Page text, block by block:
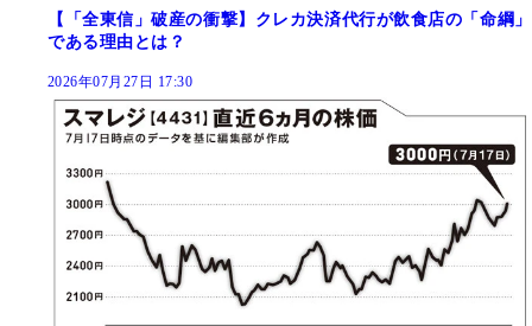
【「全東信」破産の衝撃】クレカ決済代行が飲食店の「命綱」
である理由とは？
2026年07月27日 17:30